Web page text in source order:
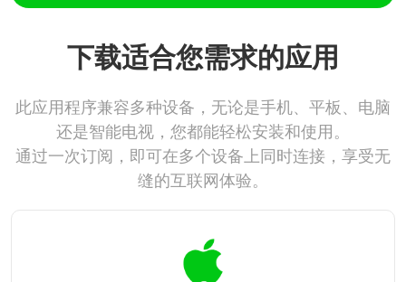
下载适合您需求的应用
此应用程序兼容多种设备，无论是手机、平板、电脑
还是智能电视，您都能轻松安装和使用。
通过一次订阅，即可在多个设备上同时连接，享受无
缝的互联网体验。